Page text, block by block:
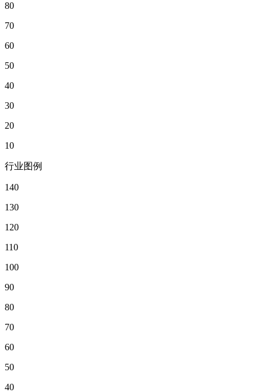
80
70
60
50
40
30
20
10
行业图例
140
130
120
110
100
90
80
70
60
50
40